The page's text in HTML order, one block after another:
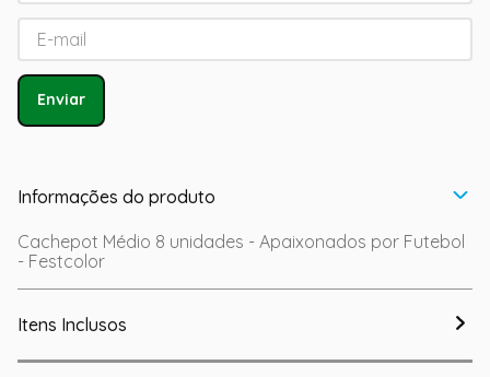
Enviar
Informações do produto
Cachepot Médio 8 unidades - Apaixonados por Futebol
- Festcolor
Itens Inclusos